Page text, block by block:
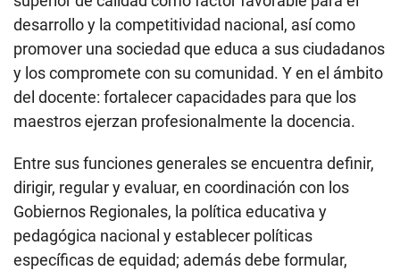
desarrollo y la competitividad nacional, así como
promover una sociedad que educa a sus ciudadanos
y los compromete con su comunidad. Y en el ámbito
del docente: fortalecer capacidades para que los
maestros ejerzan profesionalmente la docencia.
Entre sus funciones generales se encuentra definir,
dirigir, regular y evaluar, en coordinación con los
Gobiernos Regionales, la política educativa y
pedagógica nacional y establecer políticas
específicas de equidad; además debe formular,